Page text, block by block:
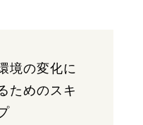
境の変化に
ためのスキ